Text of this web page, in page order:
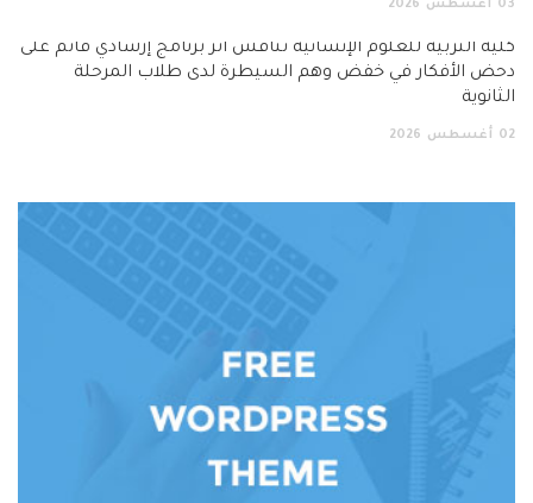
03 أغسطس 2026
كلية التربية للعلوم الإنسانية تناقش أثر برنامج إرشادي قائم على
دحض الأفكار في خفض وهم السيطرة لدى طلاب المرحلة
الثانوية
02 أغسطس 2026